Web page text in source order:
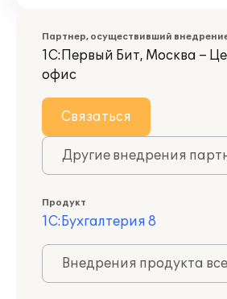
Партнер, осуществивший
1С:Первый Бит, Москва –
офис
Связаться
Другие внедрения
Продукт
1С:Бухгалтерия 8
Внедрения продукта